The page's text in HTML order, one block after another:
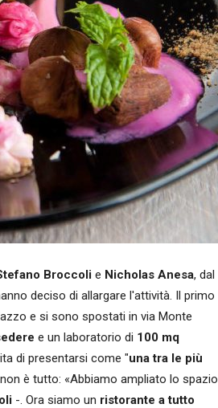
Broccoli e Nicholas Anesa, dal
deciso di allargare l'attività. Il primo
e si sono spostati in via Monte
e un laboratorio di 100 mq
di presentarsi come "una tra le più
è tutto: «Abbiamo ampliato lo spazio
-. Ora siamo un ristorante a tutto